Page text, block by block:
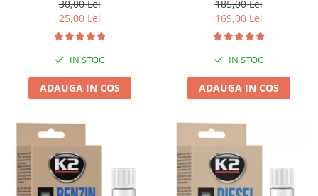
30,00 Lei
25,00 Lei
IN STOC
ADAUGA IN COS
185,00 Lei
169,00 Lei
IN STOC
ADAUGA IN COS